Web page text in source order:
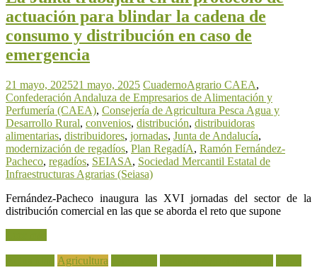
actuación para blindar la cadena de
consumo y distribución en caso de
emergencia
21 mayo, 202521 mayo, 2025 CuadernoAgrario CAEA,
Confederación Andaluza de Empresarios de Alimentación y
Perfumería (CAEA), Consejería de Agricultura Pesca Agua y
Desarrollo Rural, convenios, distribución, distribuidoras
alimentarias, distribuidores, jornadas, Junta de Andalucía,
modernización de regadíos, Plan RegadíA, Ramón Fernández-
Pacheco, regadíos, SEIASA, Sociedad Mercantil Estatal de
Infraestructuras Agrarias (Seiasa)
Fernández-Pacheco inaugura las XVI jornadas del sector de la
distribución comercial en las que se aborda el reto que supone
Agricultura